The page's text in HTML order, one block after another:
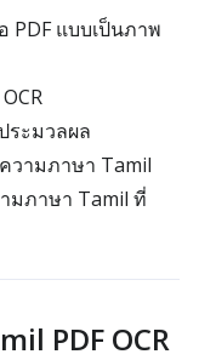
PDF แบบเป็นภาพ
ระมวลผล
วามภาษา Tamil
มภาษา Tamil ที่
PDF OCR